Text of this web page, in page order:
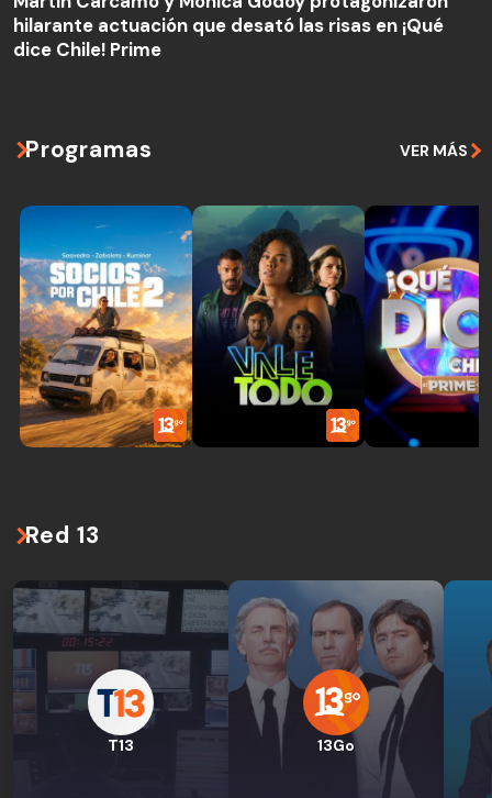
dice Chile! Prime
hilarante actuación que desató las risas en ¡Qué
dice Chile! Prime
Programas VER MÁS
Red 13
T13 13Go